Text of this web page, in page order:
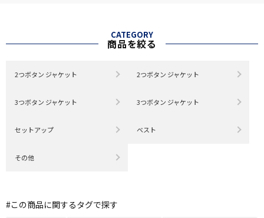
CATEGORY
商品を絞る
2つボタン ジャケット 2つボタン ジャケット
3つボタン ジャケット 3つボタン ジャケット
セットアップ ベスト
その他
#この商品に関するタグで探す